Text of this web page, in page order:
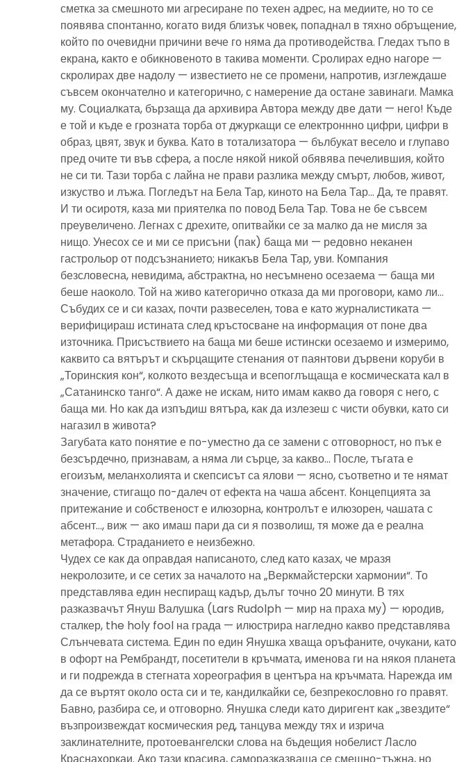
сметка за смешното ми агресиране по техен адрес, на медиите, но то се
появява спонтанно, когато видя близък човек, попаднал в тяхно обръщение,
който по очевидни причини вече го няма да противодейства. Гледах тъпо в
екрана, както е обикновеното в такива моменти. Сролирах едно нагоре —
скролирах две надолу — известието не се промени, напротив, изглеждаше
съвсем окончателно и категорично, с намерение да остане завинаги. Мамка
му. Социалката, бързаща да архивира Автора между две дати — него! Къде
е той и къде е грозната торба от джуркащи се електроннно цифри, цифри в
образ, цвят, звук и буква. Като в тотализатора — бълбукат весело и глупаво
пред очите ти във сфера, а после някой никой обявява печелившия, който
не си ти. Тази торба с лайна не прави разлика между смърт, любов, живот,
изкуство и лъжа. Погледът на Бела Тар, киното на Бела Тар… Да, те правят.
И ти осиротя, каза ми приятелка по повод Бела Тар. Това не бе съвсем
преувеличено. Легнах с дрехите, опитвайки се за малко да не мисля за
нищо. Унесох се и ми се присъни (пак) баща ми — редовно неканен
гастрольор от подсъзнанието; никакъв Бела Тар, уви. Компания
безсловесна, невидима, абстрактна, но несъмнено осезаема — баща ми
беше наоколо. Той на живо категорично отказа да ми проговори, камо ли…
Събудих се и си казах, почти развеселен, това е като журналистиката —
верифицираш истината след кръстосване на информация от поне два
източника. Присъствието на баща ми беше истински осезаемо и измеримо,
каквито са вятърът и скърцащите стенания от паянтови дървени коруби в
„Торинския кон“, колкото вездесъща и всепоглъщаща е космическата кал в
„Сатанинско танго“. А даже не искам, нито имам какво да говоря с него, с
баща ми. Но как да изпъдиш вятъра, как да излезеш с чисти обувки, като си
нагазил в живота?
Загубата като понятие е по-уместно да се замени с отговорност, но пък е
безсърдечно, признавам, а няма ли сърце, за какво… После, тъгата е
егоизъм, меланхолията и скепсисът са ялови — ясно, съответно и те нямат
значение, стигащо по-далеч от ефекта на чаша абсент. Концепцията за
притежание и собственост е илюзорна, контролът е илюзорен, чашата с
абсент…, виж — ако имаш пари да си я позволиш, тя може да е реална
метафора. Страданието е неизбежно.
Чудех се как да оправдая написаното, след като казах, че мразя
некролозите, и се сетих за началото на „Веркмайстерски хармонии“. То
представлява един неспиращ кадър, дълъг точно 20 минути. В тях
разказвачът Януш Валушка (Lars Rudolph — мир на праха му) — юродив,
сталкер, the holy fool на града — илюстрира нагледно какво представлява
Слънчевата система. Един по един Янушка хваща оръфаните, очукани, като
в офорт на Рембрандт, посетители в кръчмата, именова ги на някоя планета
и ги подрежда в стегната хореография в центъра на кръчмата. Нарежда им
да се въртят около оста си и те, кандилкайки се, безпрекословно го правят.
Бавно, разбира се, и отговорно. Янушка следи като диригент как „звездите“
възпроизвеждат космическия ред, танцува между тях и изрича
заклинателните, протоевангелски слова на бъдещия нобелист Ласло